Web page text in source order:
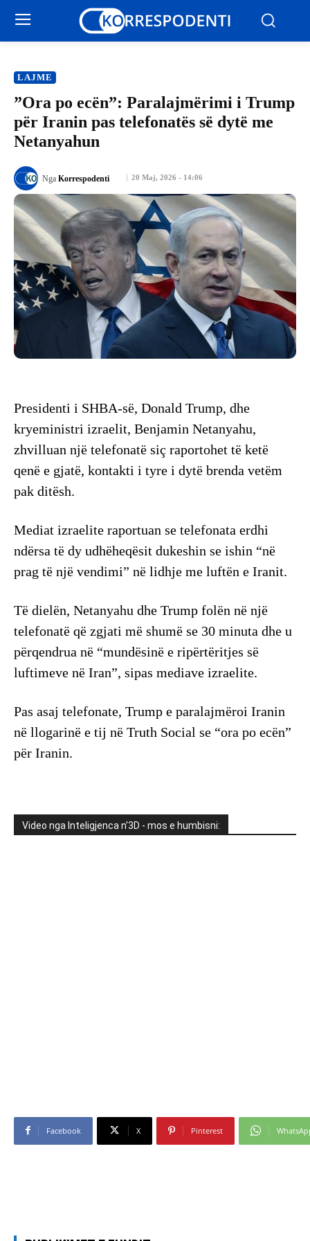
LAJME
​”Ora po ecën”: Paralajmërimi i Trump
për Iranin pas telefonatës së dytë me
Netanyahun
20 Maj, 2026 - 14:06
Nga Korrespodenti
Presidenti i SHBA-së, Donald Trump, dhe
kryeministri izraelit, Benjamin Netanyahu,
zhvilluan një telefonatë siç raportohet të ketë
qenë e gjatë, kontakti i tyre i dytë brenda vetëm
pak ditësh.
Mediat izraelite raportuan se telefonata erdhi
ndërsa të dy udhëheqësit dukeshin se ishin “në
prag të një vendimi” në lidhje me luftën e Iranit.
Të dielën, Netanyahu dhe Trump folën në një
telefonatë që zgjati më shumë se 30 minuta dhe u
përqendrua në “mundësinë e ripërtëritjes së
luftimeve në Iran”, sipas mediave izraelite.
Pas asaj telefonate, Trump e paralajmëroi Iranin
në llogarinë e tij në Truth Social se “ora po ecën”
për Iranin.
Video nga Inteligjenca n'3D - mos e humbisni:
Facebook X Pinterest